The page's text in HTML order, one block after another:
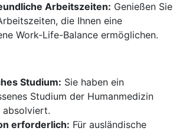
Arbeitszeiten: Genießen Sie
die Ihnen eine
Work-Life-Balance ermöglichen.
Studium: Sie haben ein
Studium der Humanmedizin
erforderlich: Für ausländische